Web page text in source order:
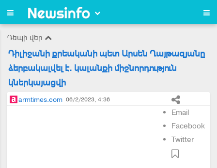
Դեպի վեր
Դիլիջանի քրեականի պետ Արսեն Ղայթազյանը
ձերբակալվել է. կալանքի միջնորդություն
կներկայացվի
armtimes.com 06/2/2023, 4:36
Email
Facebook
Twitter